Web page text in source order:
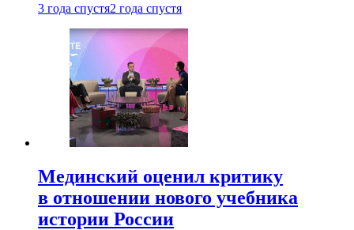
3 года спустя2 года спустя
Мединский оценил критику
в отношении нового учебника
истории России